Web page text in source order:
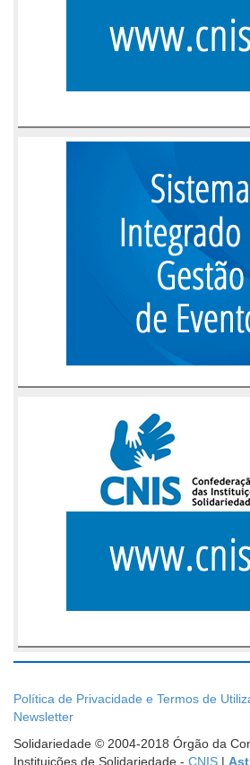
Política de Privacidade e Termos de
Newsletter
Solidariedade © 2004-2018 Órgão da
Instituições de Solidariedade - CNIS |